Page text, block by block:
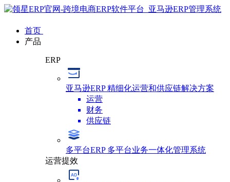
首页
产品
ERP
亚马逊ERP精细化运营和供应链解决方案
运营
财务
供应链
多平台ERP 多平台业务一体化管理系统
运营提效